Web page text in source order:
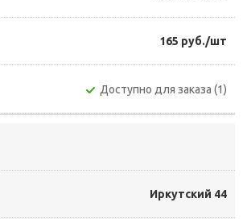
165 руб./шт
Доступно для заказа (1)
Иркутский 44